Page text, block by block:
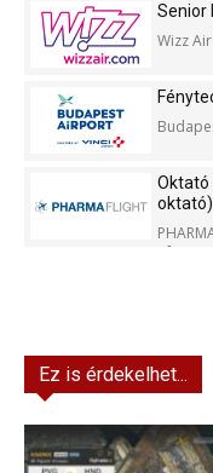
Senior
Wizz
Oktató
oktató)
Kft.
Ez is érdekelhet...